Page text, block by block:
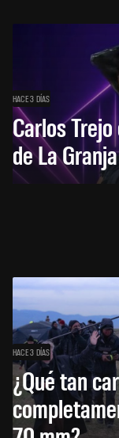
HACE 3 DÍAS
Carlos
de La
HACE 3 DÍAS
¿Qué tan